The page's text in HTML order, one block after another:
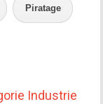
Piratage
Industrie